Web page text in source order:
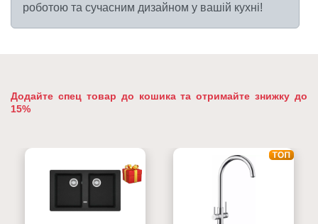
роботою та сучасним дизайном у вашій кухні!
Додайте спец товар до кошика та отримайте знижку до
15%